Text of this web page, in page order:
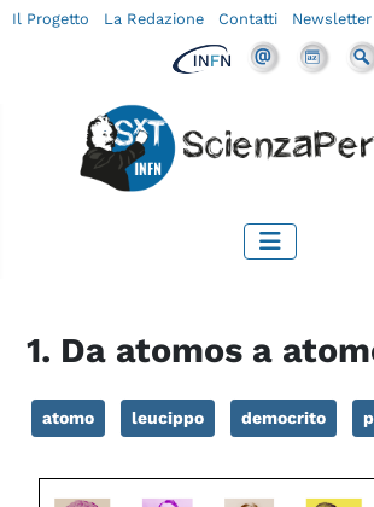
Il Progetto La Redazione Contatti Newsletter
1. Da atomos a
atomo leucippo democrito